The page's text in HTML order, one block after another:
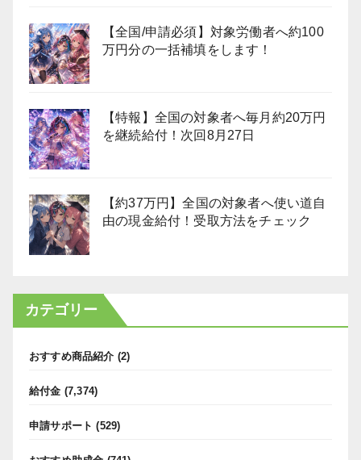
【全国/申請必須】対象労働者へ約100
万円分の一括補填をします！
【特報】全国の対象者へ毎月約20万円
を継続給付！次回8月27日
【約37万円】全国の対象者へ使い道自
由の現金給付！受取方法をチェック
カテゴリー
おすすめ商品紹介 (2)
給付金 (7,374)
申請サポート (529)